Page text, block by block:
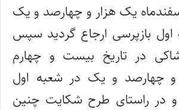
یک هزار و چهارصد و یک
اول بازپرسی ارجاع گردید سپس
در تاریخ بیست و چهارم
و چهارصد و یک در شعبه اول
و در راستای طرح شکایت چنین